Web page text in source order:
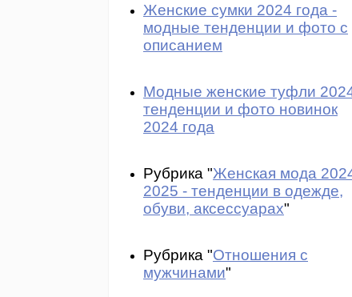
Женские сумки 2024 года -
модные тенденции и фото с
описанием
Модные женские туфли
тенденции и фото новинок
2024 года
Рубрика "Женская мода
2025 - тенденции в одежде,
обуви, аксессуарах"
Рубрика "Отношения с
мужчинами"